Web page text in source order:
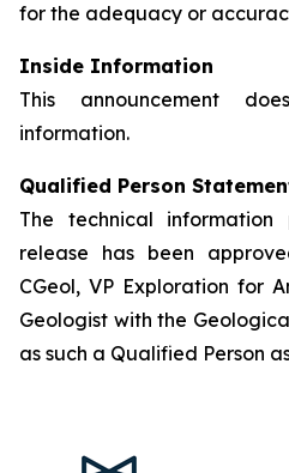
for the adequacy or
Inside Information
This announcement
information.
Qualified Person
The technical information
release has been
CGeol, VP Exploration for
Geologist with the
as such a Qualified Person